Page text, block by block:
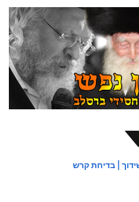
| בדיחת קרש